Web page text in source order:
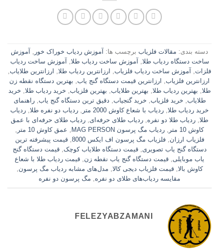
دسته بندی: مقالات فلزیاب برچسب ها: آموزش ردیاب خوراک خور ,
آموزش
ساخت دستگاه ردیاب طلا, آموزش ساخت ردیاب طلا,
آموزش ساخت ردیاب
فلزات, آموزش ساخت ردیاب فلزیاب, ارزانترین ردیاب طلا, ارزانترین طلایاب,
ارزانترین فلزیاب, ارزانترین قیمت دستگاه گنج یاب, بهترین دستگاه نقطه زن
طلا, بهترین ردیاب طلا, بهترین طلایاب, بهترین فلزیاب, خرید ردیاب طلا, خرید
طلایاب, خرید فلزیاب, خرید گتجیاب, دقیق ترین دستگاه گنج یاب,راهنمای
خرید ردیاب طلا, ردیاب با شعاع کاوش 2000 متر , ردیاب دو نفره طلا, ردیاب
طلا, ردیاب طلا دو نفره, ردیاب طلای حرفه‌ای, ردیاب طلای حرفه‌ای با عمق
کاوش 10 متر
, ردیاب مگ پرسون MAG PERSON , عمق کاوش 10 متر
,
فلزیاب ارزان,فلزیاب مگ پرسون اف ایکس 8000 ,قیمت پیشرفته ترین
دستگاه گنج یاب تصویری,قیمت دستگاه طلایاب کوچک,قیمت دستگاه گنج
یاب موبایلی, قیمت دستگاه گنج یاب نقطه زن, قیمت ردیاب طلا با شعاع
کاوش بالا,قیمت فلزیاب دیجی کالا, مدل‌های مشابه ردیاب مگ پرسون,
مقایسه ردیاب‌های طلای دو نفره, مگ پرسون دو نفره
FELEZYABZAMANI